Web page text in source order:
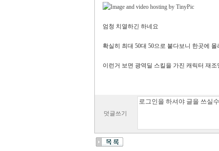
엄청 치열하긴 하네요
확실히 최대 50대 50으로 붙다보니 한곳에
이런거 보면 광역딜 스킬을 가진 캐릭터 재
덧글쓰기